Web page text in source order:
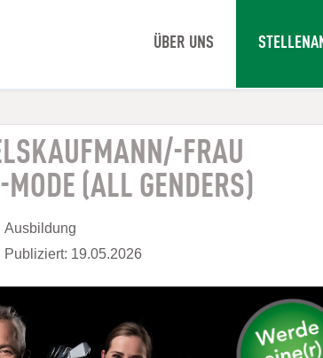
ÜBER UNS
FRAU
(ALL GENDERS)
Ausbildung
Publiziert: 19.05.2026